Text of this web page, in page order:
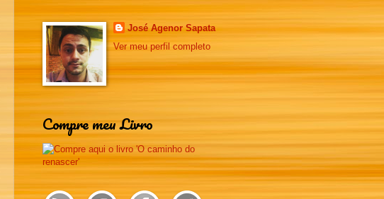
José Agenor Sapata
Ver meu perfil completo
Compre meu Livro